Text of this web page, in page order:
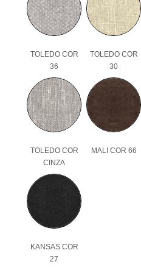
TOLEDO COR
36
TOLEDO COR
30
TOLEDO COR
CINZA
MALI COR 66
KANSAS COR
27